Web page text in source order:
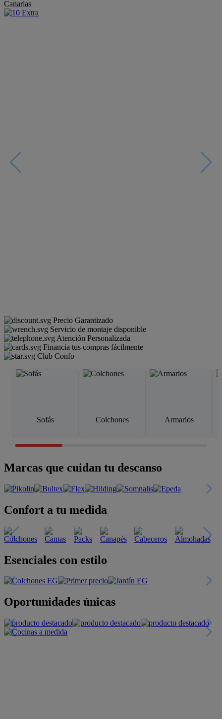
Canarias
Precio Garantizado
Servicio de montaje disponible
Atención Personalizada
Financia tus compras fácilmente
Club Confo
Sofás Colchones Armarios
Marcas que cuidan tu descanso
Confort a tu medida
Esenciales con estilo
Oportunidades únicas